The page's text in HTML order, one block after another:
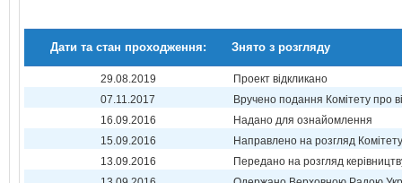
Дати та стан проходження: Знято з розгляду
29.08.2019
Проект відкликано
07.11.2017
Вручено подання Комітету про
16.09.2016
Надано для ознайомлення
15.09.2016
Направлено на розгляд Комітету
13.09.2016
Передано на розгляд